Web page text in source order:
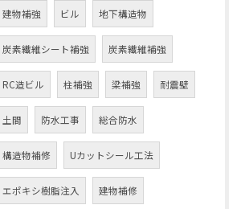
建物補強 ビル 地下構造物
炭素繊維シート補強 炭素繊維補強
RC造ビル 柱補強 梁補強 耐震壁
土間 防水工事 総合防水
構造物補修 Uカットシール工法
エポキシ樹脂注入 建物補修